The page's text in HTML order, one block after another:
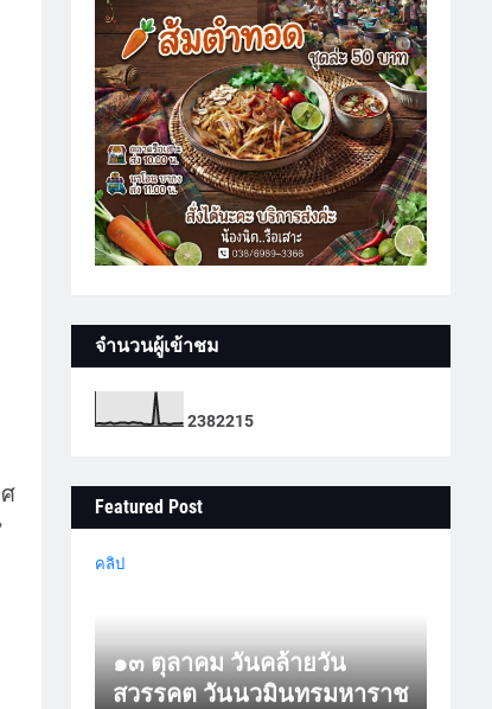
จำนวนผู้เข้าชม
2382215
Featured Post
คลิป
๑๓ ตุลาคม วันคล้ายวัน
สวรรคต วันนวมินทรมหาราช